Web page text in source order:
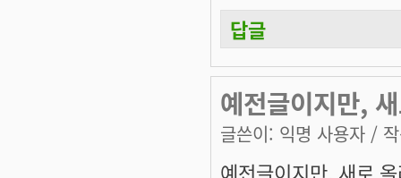
답글
예전글이지만,
글쓴이: 익명 사용자 /
예전글이지만, 새로